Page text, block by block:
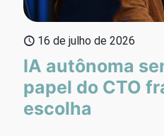
16 de julho de 2026
IA autônoma
papel do CTO
escolha